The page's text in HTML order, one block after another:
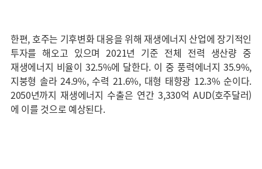
한편, 호주는 기후변화 대응을 위해 재생에너지 산업에 장기적인
투자를 해오고 있으며 2021년 기준 전체 전력 생산량 중
재생에너지 비율이 32.5%에 달한다. 이 중 풍력에너지 35.9%,
지붕형 솔라 24.9%, 수력 21.6%, 대형 태향광 12.3% 순이다.
2050년까지 재생에너지 수출은 연간 3,330억 AUD(호주달러)
에 이를 것으로 예상된다.